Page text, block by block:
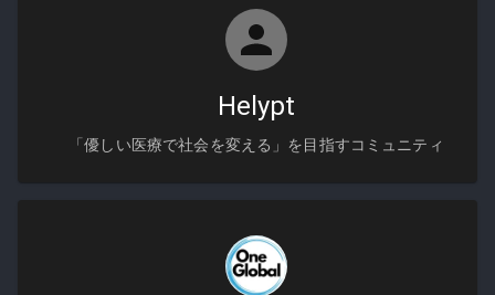
Helypt
「優しい医療で社会を変える」を目指すコミュニティ